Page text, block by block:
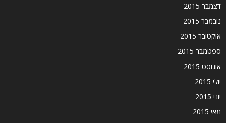
דצמבר 2015
נובמבר 2015
אוקטובר 2015
ספטמבר 2015
אוגוסט 2015
יולי 2015
יוני 2015
מאי 2015